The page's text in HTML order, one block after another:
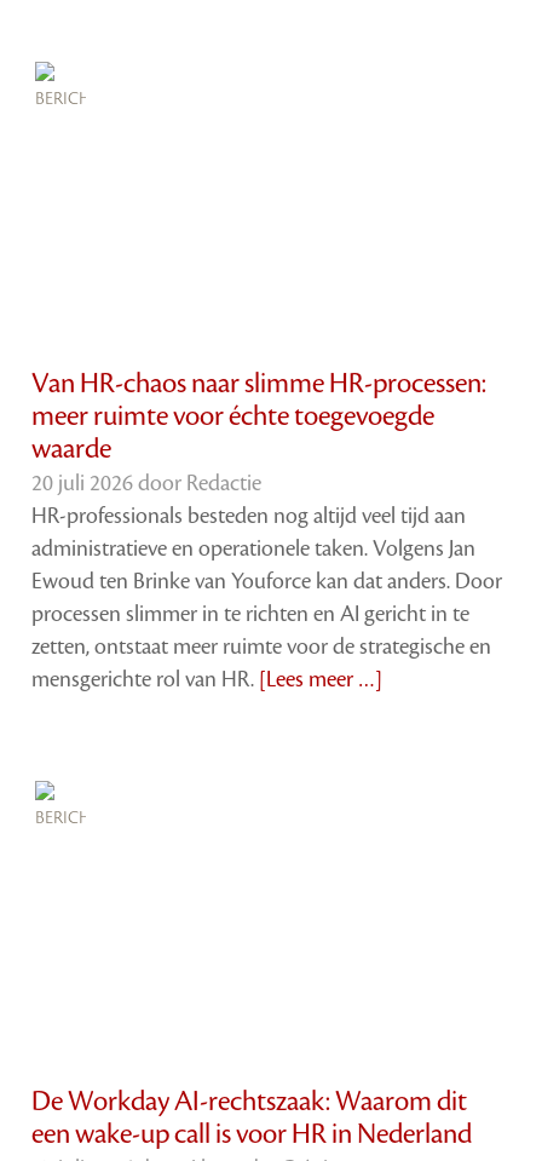
Van HR-chaos naar slimme HR-processen:
meer ruimte voor échte toegevoegde
waarde
20 juli 2026 door Redactie
HR-professionals besteden nog altijd veel tijd aan
administratieve en operationele taken. Volgens Jan
Ewoud ten Brinke van Youforce kan dat anders. Door
processen slimmer in te richten en AI gericht in te
zetten, ontstaat meer ruimte voor de strategische en
mensgerichte rol van HR. [Lees meer …]
De Workday AI-rechtszaak: Waarom dit
een wake-up call is voor HR in Nederland